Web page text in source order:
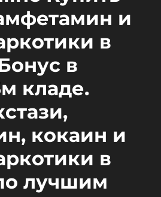
и
в
в
кладе.
кокаин и
в
лучшим